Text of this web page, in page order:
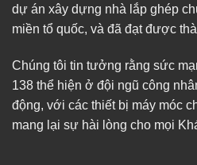
dự án xây dựng nhà lắp ghép
miền tổ quốc, và đã đạt được
Chúng tôi tin tưởng rằng sức
138 thể hiện ở đội ngũ công
động, với các thiết bị máy móc
mang lại sự hài lòng cho mọi